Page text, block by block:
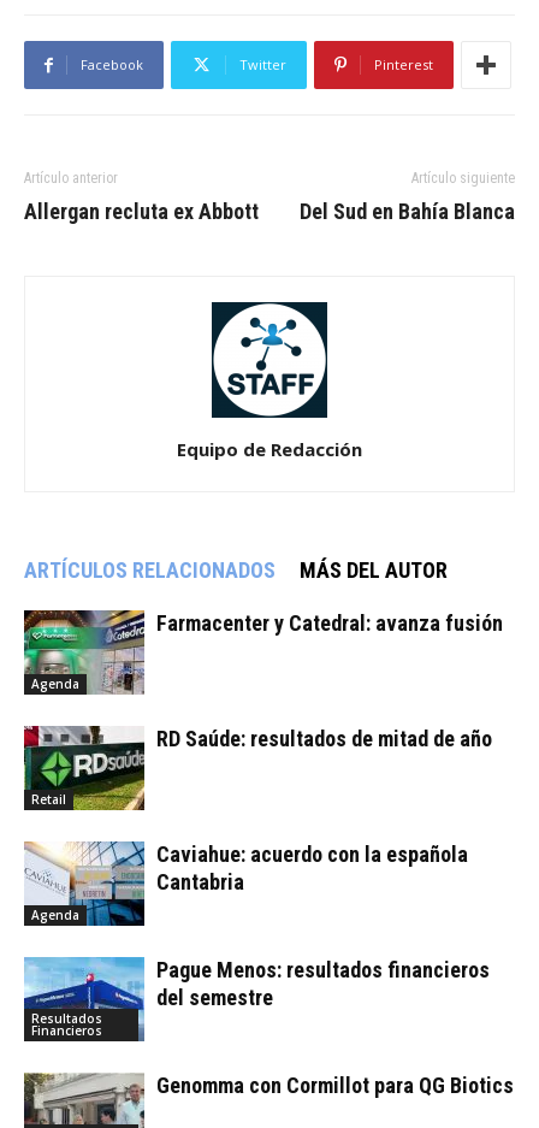
Facebook Twitter Pinterest
Artículo anterior
Allergan recluta ex Abbott
Artículo siguiente
Del Sud en Bahía Blanca
Equipo de Redacción
ARTÍCULOS RELACIONADOS MÁS DEL AUTOR
Agenda
Farmacenter y Catedral: avanza fusión
Retail
RD Saúde: resultados de mitad de año
Agenda
Caviahue: acuerdo con la española
Cantabria
Resultados
Financieros
Pague Menos: resultados financieros
del semestre
Genomma con Cormillot para QG Biotics